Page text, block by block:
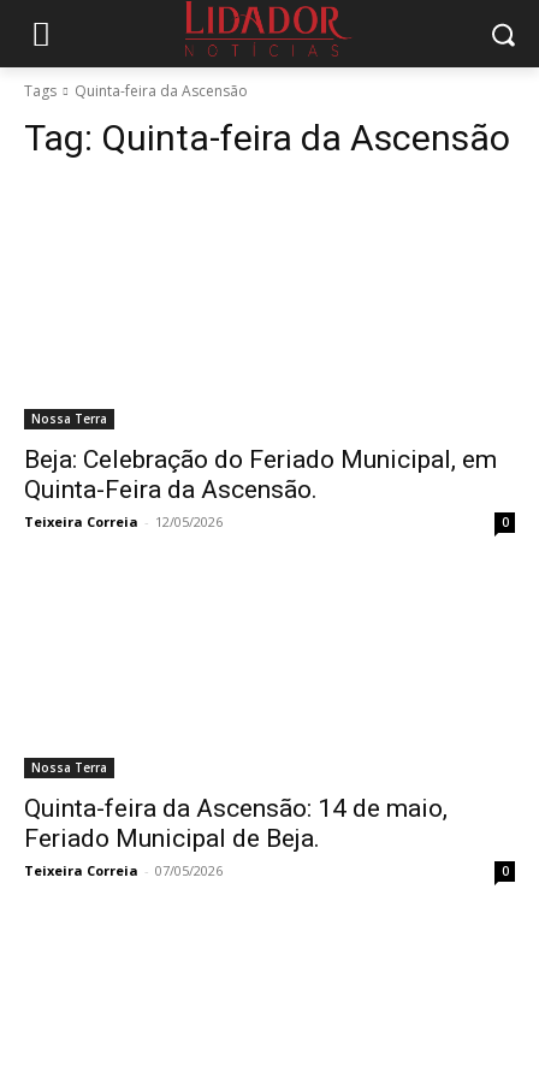
Tags Quinta-feira da Ascensão
Tag: Quinta-feira da Ascensão
Nossa Terra
Beja: Celebração do Feriado Municipal, em
Quinta-Feira da Ascensão.
Teixeira Correia - 12/05/2026 0
Nossa Terra
Quinta-feira da Ascensão: 14 de maio,
Feriado Municipal de Beja.
Teixeira Correia - 07/05/2026 0